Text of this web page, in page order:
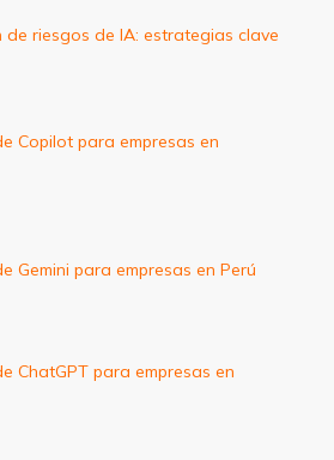
de riesgos de IA: estrategias clave
Copilot para empresas en
Gemini para empresas en Perú
ChatGPT para empresas en